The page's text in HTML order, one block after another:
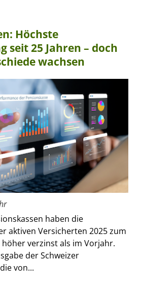
Höchste
seit 25 Jahren – doch
wachsen
haben die
aktiven Versicherten 2025 zum
verzinst als im Vorjahr.
der Schweizer
von...